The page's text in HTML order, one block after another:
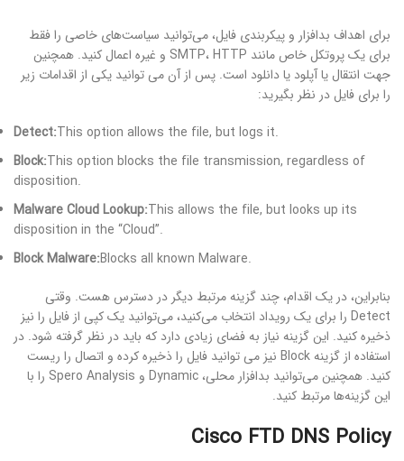
برای اهداف بدافزار و پیکربندی فایل، می‌توانید سیاست‌های خاصی را فقط
برای یک پروتکل خاص مانند SMTP، HTTP و غیره اعمال کنید. همچنین
جهت انتقال یا آپلود یا دانلود است. پس از آن می توانید یکی از اقدامات زیر
را برای فایل در نظر بگیرید:
Detect:This option allows the file, but logs it.
Block:This option blocks the file transmission, regardless of
disposition.
Malware Cloud Lookup:This allows the file, but looks up its
disposition in the “Cloud”.
Block Malware:Blocks all known Malware.
بنابراین، در یک اقدام، چند گزینه مرتبط دیگر در دسترس هست. وقتی
Detect را برای یک رویداد انتخاب می‌کنید، می‌توانید یک کپی از فایل را نیز
ذخیره کنید. این گزینه نیاز به فضای زیادی دارد که باید در نظر گرفته شود. در
استفاده از گزینه Block نیز می توانید فایل را ذخیره کرده و اتصال را ریست
کنید. همچنین می‌توانید بدافزار محلی، Dynamic و Spero Analysis را با
این گزینه‌ها مرتبط کنید.
Cisco FTD DNS Policy